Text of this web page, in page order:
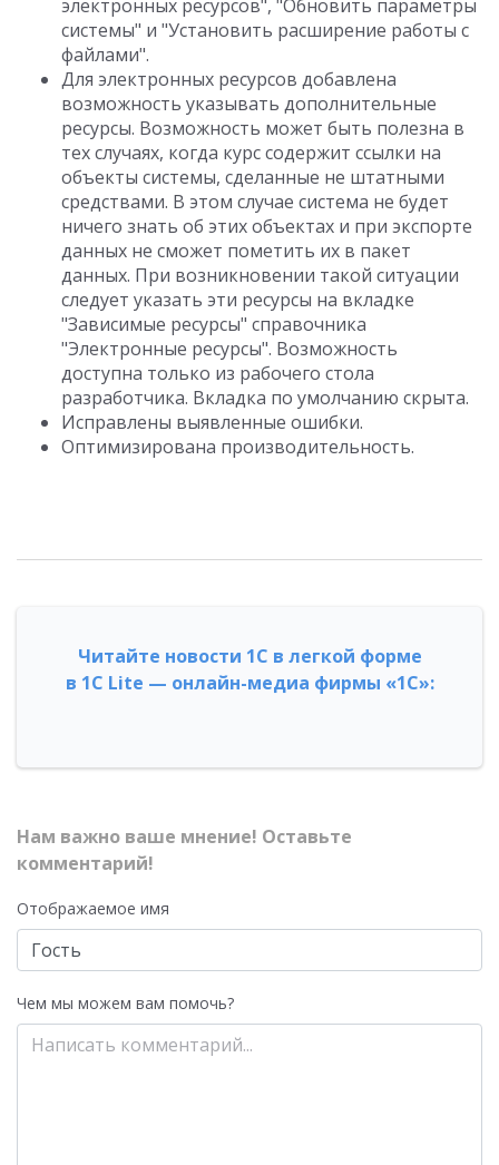
электронных ресурсов", "Обновить параметры
системы" и "Установить расширение работы с
файлами".
Для электронных ресурсов добавлена
возможность указывать дополнительные
ресурсы. Возможность может быть полезна в
тех случаях, когда курс содержит ссылки на
объекты системы, сделанные не штатными
средствами. В этом случае система не будет
ничего знать об этих объектах и при экспорте
данных не сможет пометить их в пакет
данных. При возникновении такой ситуации
следует указать эти ресурсы на вкладке
"Зависимые ресурсы" справочника
"Электронные ресурсы". Возможность
доступна только из рабочего стола
разработчика. Вкладка по умолчанию скрыта.
Исправлены выявленные ошибки.
Оптимизирована производительность.
Читайте новости 1С в легкой форме
в 1С Lite — онлайн-медиа фирмы «1С»:
Нам важно ваше мнение! Оставьте
комментарий!
Отображаемое имя
Чем мы можем вам помочь?